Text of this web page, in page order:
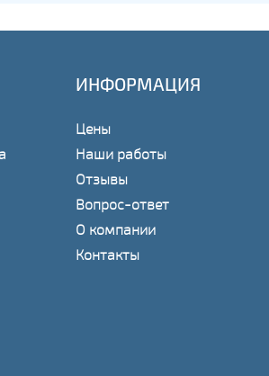
ИНФОРМАЦИЯ
Цены
Наши работы
Отзывы
Вопрос-ответ
О компании
Контакты